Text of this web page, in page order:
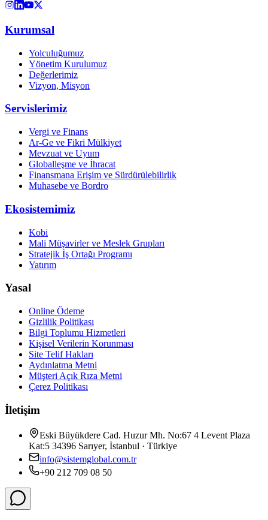
Kurumsal
Yolculuğumuz
Yönetim Kurulumuz
Değerlerimiz
Vizyon, Misyon
Servislerimiz
Vergi ve Finans
Ar-Ge ve Fikri Mülkiyet
Mevzuat ve Uyum
Globalleşme ve İhracat
Finansmana Erişim ve Sürdürülebilirlik
Muhasebe ve Bordro
Ekosistemimiz
Kobi
Mali Müşavirler ve Meslek Grupları
Stratejik İş Ortağı Programı
Yatırım
Yasal
Online Ödeme
Gizlilik Politikası
Bilgi Toplumu Hizmetleri
Kişisel Verilerin Korunması
Site Telif Hakları
Aydınlatma Metni
Müşteri Açık Rıza Metni
Çerez Politikası
İletişim
Eski Büyükdere Cad. Huzur Mh. No:67 4 Levent Plaza
Kat:5 34396 Sarıyer, İstanbul · Türkiye
info@sistemglobal.com.tr
+90 212 709 08 50